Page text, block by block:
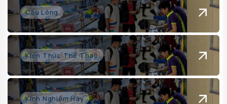
Cầu Lông
Kiến Thức Thể Thao
Kinh Nghiệm Hay